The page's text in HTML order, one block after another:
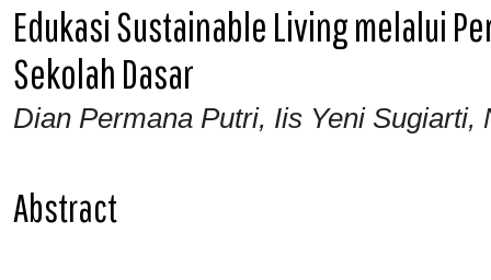
Edukasi Sustainable Living melalui
Sekolah Dasar
Dian Permana Putri, Iis Yeni Sugiarti,
Abstract